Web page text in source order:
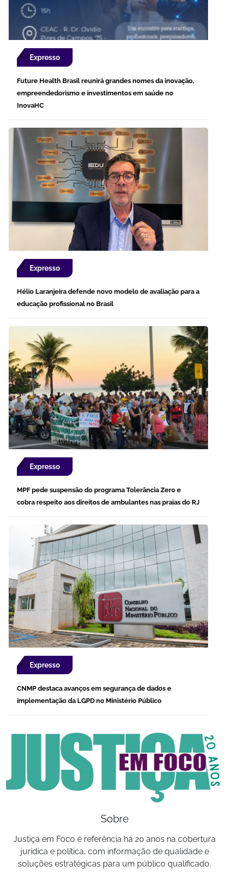
Expresso
Future Health Brasil reunirá grandes nomes da inovação,
empreendedorismo e investimentos em saúde no
InovaHC
Expresso
Hélio Laranjeira defende novo modelo de avaliação para a
educação profissional no Brasil
Expresso
MPF pede suspensão do programa Tolerância Zero e
cobra respeito aos direitos de ambulantes nas praias do RJ
Expresso
CNMP destaca avanços em segurança de dados e
implementação da LGPD no Ministério Público
Sobre
Justiça em Foco é referência há 20 anos na cobertura
jurídica e política, com informação de qualidade e
soluções estratégicas para um público qualificado.